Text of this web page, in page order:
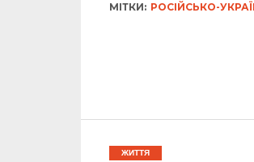
МІТКИ: РОСІЙСЬКО-
ЖИТТЯ